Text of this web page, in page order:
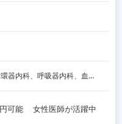
一般内科、消化器内科、循環器内科、呼吸器内科、血液内科、脳神経内科、内分泌内科、老人内科、その他
可能 女性医師が活躍中